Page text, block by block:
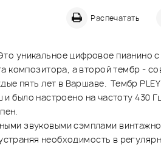
Распечатать
уникальное цифровое пианино
композитора, а второй тембр -
пять лет в Варшаве. Тембр
было настроено на частоту 430
звуковыми сэмплами
необходимость в